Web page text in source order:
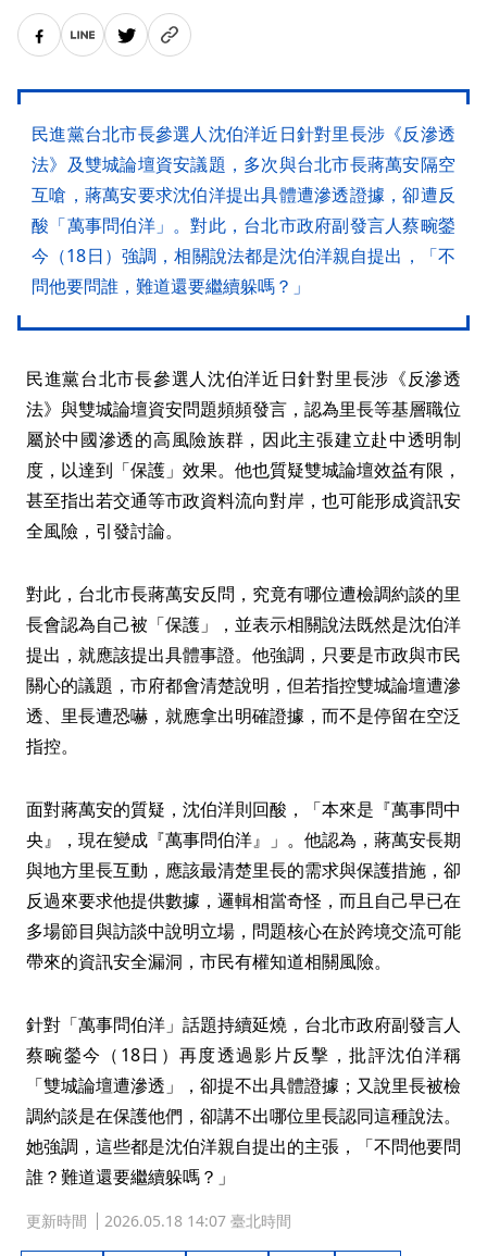
民進黨台北市長參選人沈伯洋近日針對里長涉《反滲透
法》及雙城論壇資安議題，多次與台北市長蔣萬安隔空
互嗆，蔣萬安要求沈伯洋提出具體遭滲透證據，卻遭反
酸「萬事問伯洋」。對此，台北市政府副發言人蔡畹鎣
今（18日）強調，相關說法都是沈伯洋親自提出，「不
問他要問誰，難道還要繼續躲嗎？」
民進黨台北市長參選人沈伯洋近日針對里長涉《反滲透
法》與雙城論壇資安問題頻頻發言，認為里長等基層職位
屬於中國滲透的高風險族群，因此主張建立赴中透明制
度，以達到「保護」效果。他也質疑雙城論壇效益有限，
甚至指出若交通等市政資料流向對岸，也可能形成資訊安
全風險，引發討論。
對此，台北市長蔣萬安反問，究竟有哪位遭檢調約談的里
長會認為自己被「保護」，並表示相關說法既然是沈伯洋
提出，就應該提出具體事證。他強調，只要是市政與市民
關心的議題，市府都會清楚說明，但若指控雙城論壇遭滲
透、里長遭恐嚇，就應拿出明確證據，而不是停留在空泛
指控。
面對蔣萬安的質疑，沈伯洋則回酸，「本來是『萬事問中
央』，現在變成『萬事問伯洋』」。他認為，蔣萬安長期
與地方里長互動，應該最清楚里長的需求與保護措施，卻
反過來要求他提供數據，邏輯相當奇怪，而且自己早已在
多場節目與訪談中說明立場，問題核心在於跨境交流可能
帶來的資訊安全漏洞，市民有權知道相關風險。
針對「萬事問伯洋」話題持續延燒，台北市政府副發言人
蔡畹鎣今（18日）再度透過影片反擊，批評沈伯洋稱
「雙城論壇遭滲透」，卻提不出具體證據；又說里長被檢
調約談是在保護他們，卻講不出哪位里長認同這種說法。
她強調，這些都是沈伯洋親自提出的主張，「不問他要問
誰？難道還要繼續躲嗎？」
更新時間 2026.05.18 14:07 臺北時間